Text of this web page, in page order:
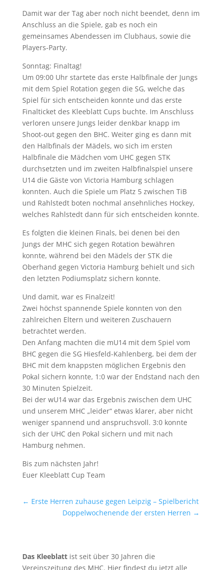
Damit war der Tag aber noch nicht beendet, denn im
Anschluss an die Spiele, gab es noch ein
gemeinsames Abendessen im Clubhaus, sowie die
Players-Party.
Sonntag: Finaltag!
Um 09:00 Uhr startete das erste Halbfinale der Jungs
mit dem Spiel Rotation gegen die SG, welche das
Spiel für sich entscheiden konnte und das erste
Finalticket des Kleeblatt Cups buchte. Im Anschluss
verloren unsere Jungs leider denkbar knapp im
Shoot-out gegen den BHC. Weiter ging es dann mit
den Halbfinals der Mädels, wo sich im ersten
Halbfinale die Mädchen vom UHC gegen STK
durchsetzten und im zweiten Halbfinalspiel unsere
U14 die Gäste von Victoria Hamburg schlagen
konnten. Auch die Spiele um Platz 5 zwischen TiB
und Rahlstedt boten nochmal ansehnliches Hockey,
welches Rahlstedt dann für sich entscheiden konnte.
Es folgten die kleinen Finals, bei denen bei den
Jungs der MHC sich gegen Rotation bewähren
konnte, während bei den Mädels der STK die
Oberhand gegen Victoria Hamburg behielt und sich
den letzten Podiumsplatz sichern konnte.
Und damit, war es Finalzeit!
Zwei höchst spannende Spiele konnten von den
zahlreichen Eltern und weiteren Zuschauern
betrachtet werden.
Den Anfang machten die mU14 mit dem Spiel vom
BHC gegen die SG Hiesfeld-Kahlenberg, bei dem der
BHC mit dem knappsten möglichen Ergebnis den
Pokal sichern konnte, 1:0 war der Endstand nach den
30 Minuten Spielzeit.
Bei der wU14 war das Ergebnis zwischen dem UHC
und unserem MHC „leider“ etwas klarer, aber nicht
weniger spannend und anspruchsvoll. 3:0 konnte
sich der UHC den Pokal sichern und mit nach
Hamburg nehmen.
Bis zum nächsten Jahr!
Euer Kleeblatt Cup Team
← Erste Herren zuhause gegen Leipzig – Spielbericht
Doppelwochenende der ersten Herren →
Das Kleeblattist seit über 30 Jahren die
Vereinszeitung des MHC. Hier findest du jetzt alle